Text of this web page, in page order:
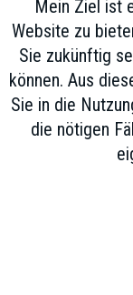
Mein Ziel ist
Website zu
Sie zukünftig
können. Aus
Sie in die
die nötigen